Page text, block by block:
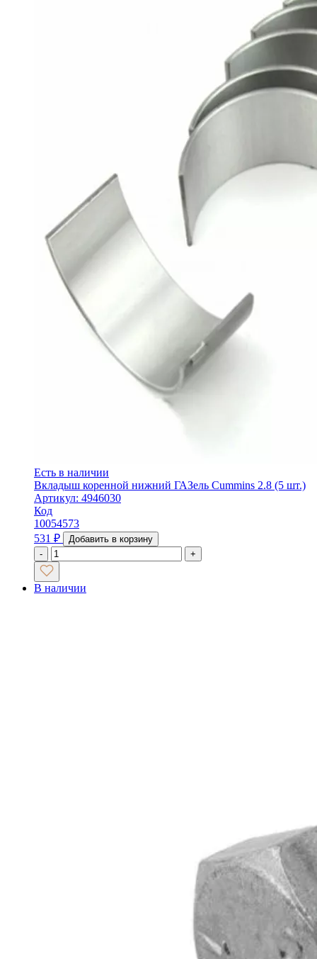
Есть в наличии
Вкладыш коренной нижний ГАЗель Cummins 2.8 (5 шт.)
Артикул: 4946030
Код
10054573
531 ₽
Добавить в корзину
-
+
В наличии